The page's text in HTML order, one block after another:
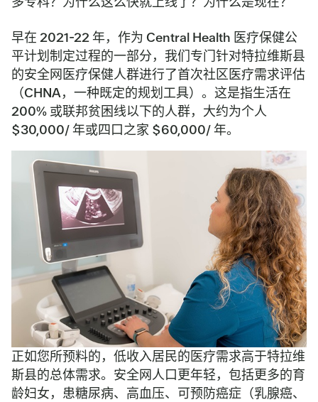
早在 2021-22 年，作为 Central Health 医疗保健公
平计划制定过程的一部分，我们专门针对特拉维斯县
的安全网医疗保健人群进行了首次社区医疗需求评估
（CHNA，一种既定的规划工具）。这是指生活在
200% 或联邦贫困线以下的人群，大约为个人
$30,000/ 年或四口之家 $60,000/ 年。
正如您所预料的，低收入居民的医疗需求高于特拉维
斯县的总体需求。安全网人口更年轻，包括更多的育
龄妇女，患糖尿病、高血压、可预防癌症（乳腺癌、